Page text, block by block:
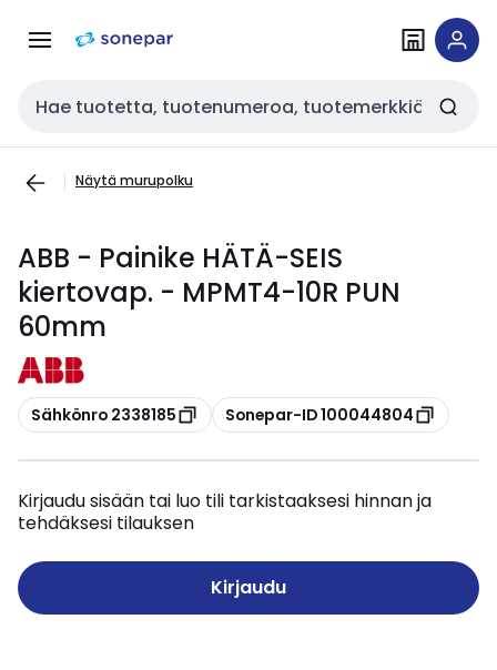
navigointiinsisältöön
Haku
Näytä murupolku
ABB - Painike HÄTÄ-SEIS
kiertovap. - MPMT4-10R PUN
60mm
Kopioi
Sähkönro 2338185 Kopioi
Sonepar-ID 100044804
Kirjaudu sisään tai luo tili tarkistaaksesi hinnan ja
tehdäksesi tilauksen
Kirjaudu